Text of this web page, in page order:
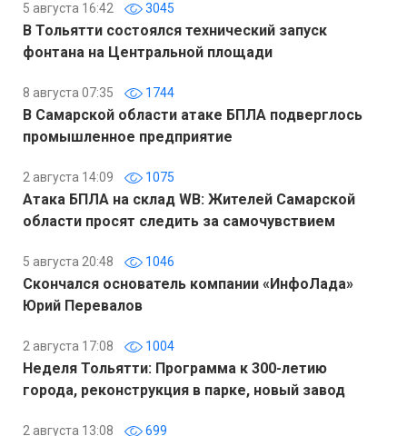
5 августа 16:42 3045
В Тольятти состоялся технический запуск
фонтана на Центральной площади
8 августа 07:35 1744
В Самарской области атаке БПЛА подверглось
промышленное предприятие
2 августа 14:09 1075
Атака БПЛА на склад WB: Жителей Самарской
области просят следить за самочувствием
5 августа 20:48 1046
Скончался основатель компании «ИнфоЛада»
Юрий Перевалов
2 августа 17:08 1004
Неделя Тольятти: Программа к 300-летию
города, реконструкция в парке, новый завод
2 августа 13:08 699